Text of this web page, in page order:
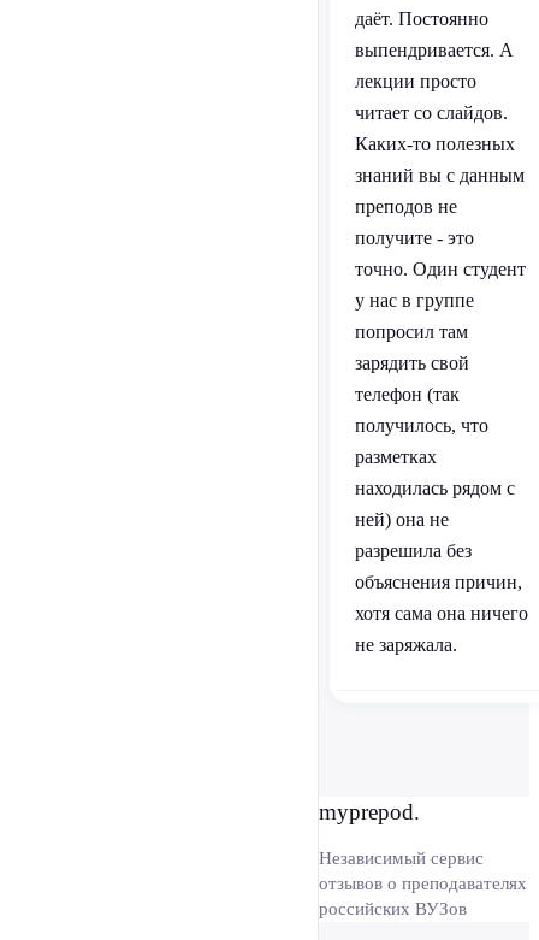
даёт. Постоянно
выпендривается. А
лекции просто
читает со слайдов.
Каких-то полезных
знаний вы с данным
преподов не
получите - это
точно. Один студент
у нас в группе
попросил там
зарядить свой
телефон (так
получилось, что
разметках
находилась рядом с
ней) она не
разрешила без
объяснения причин,
хотя сама она ничего
не заряжала.
myprepod.
Независимый сервис
отзывов о преподавателях
российских ВУЗов